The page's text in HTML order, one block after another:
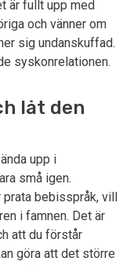
är fullt upp med
och vänner om
sig undanskuffad.
syskonrelationen.
låt den
upp i
små igen.
bebisspråk, vill
i famnen. Det är
att du förstår
göra att det större